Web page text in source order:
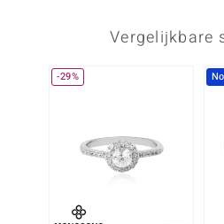
Vergelijkbare
-29%